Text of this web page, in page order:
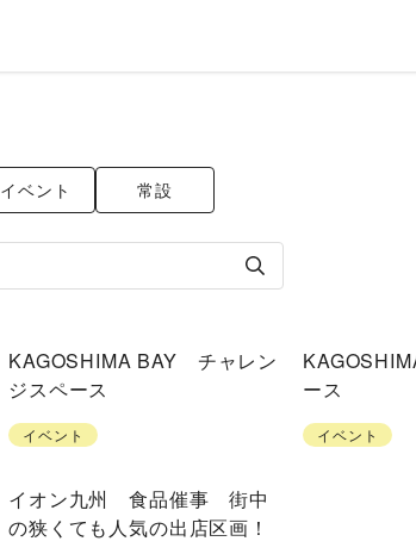
イベント 常設
KAGOSHIMA BAY チャレン
ジスペース
イベント
ース
イベント
イオン九州 食品催事 街中
の狭くても人気の出店区画！